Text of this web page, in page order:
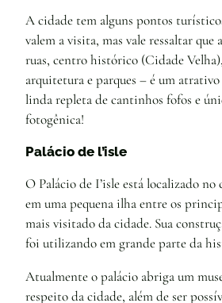
A cidade tem alguns pontos
valem a visita, mas vale ressaltar que
ruas, centro histórico (Cidade Velha),
arquitetura e parques – é um
linda repleta de cantinhos fofos e
fotogênica!
Palácio de l’isle
O Palácio de I’isle está localizado no
em uma pequena ilha entre os
mais visitado da cidade. Sua
foi utilizando em grande parte da
Atualmente o palácio abriga um
respeito da cidade, além de ser